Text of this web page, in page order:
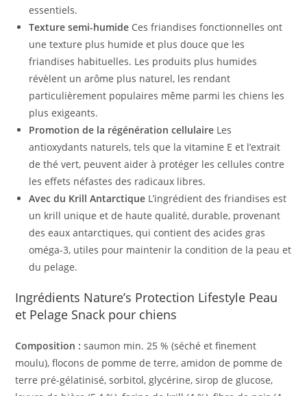
essentiels.
Texture semi-humide Ces friandises fonctionnelles ont
une texture plus humide et plus douce que les
friandises habituelles. Les produits plus humides
révèlent un arôme plus naturel, les rendant
particulièrement populaires même parmi les chiens les
plus exigeants.
Promotion de la régénération cellulaire Les
antioxydants naturels, tels que la vitamine E et l’extrait
de thé vert, peuvent aider à protéger les cellules contre
les effets néfastes des radicaux libres.
Avec du Krill Antarctique L’ingrédient des friandises est
un krill unique et de haute qualité, durable, provenant
des eaux antarctiques, qui contient des acides gras
oméga-3, utiles pour maintenir la condition de la peau et
du pelage.
Ingrédients Nature’s Protection Lifestyle Peau
et Pelage Snack pour chiens
Composition : saumon min. 25 % (séché et finement
moulu), flocons de pomme de terre, amidon de pomme de
terre pré-gélatinisé, sorbitol, glycérine, sirop de glucose,